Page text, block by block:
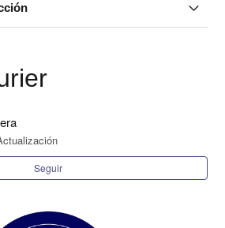
Retiro de productos
un punto de retiro
usar para las etiquetas?
mis envíos?
Seguir